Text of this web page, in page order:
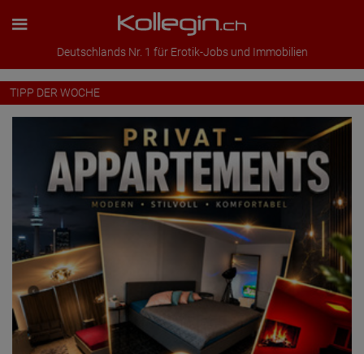
Deutschlands Nr. 1 für Erotik-Jobs und Immobilien
TIPP DER WOCHE